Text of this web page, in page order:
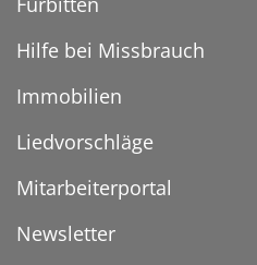
Hilfe bei Missbrauch
Immobilien
Liedvorschläge
Mitarbeiterportal
Newsletter